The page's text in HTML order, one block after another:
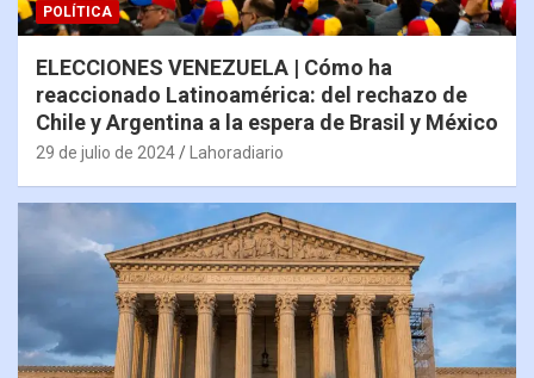
POLÍTICA
ELECCIONES VENEZUELA | Cómo ha
reaccionado Latinoamérica: del rechazo de
Chile y Argentina a la espera de Brasil y México
29 de julio de 2024 Lahoradiario